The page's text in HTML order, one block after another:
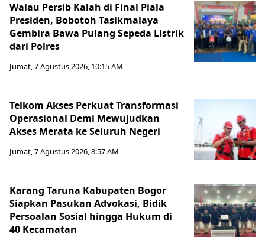
Walau Persib Kalah di Final Piala
Presiden, Bobotoh Tasikmalaya
Gembira Bawa Pulang Sepeda Listrik
dari Polres
Jumat, 7 Agustus 2026, 10:15 AM
Telkom Akses Perkuat Transformasi
Operasional Demi Mewujudkan
Akses Merata ke Seluruh Negeri
Jumat, 7 Agustus 2026, 8:57 AM
Karang Taruna Kabupaten Bogor
Siapkan Pasukan Advokasi, Bidik
Persoalan Sosial hingga Hukum di
40 Kecamatan